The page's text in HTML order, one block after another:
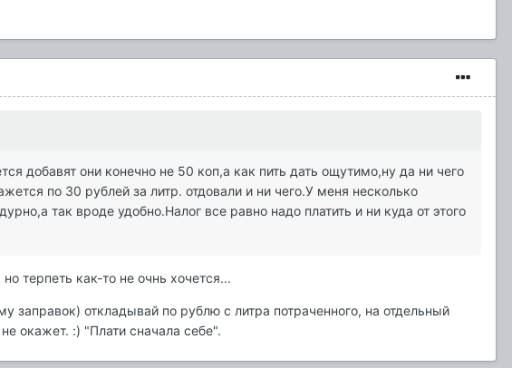
добавят они конечно не 50 коп,а как пить дать ощутимо,ну да ни чего
по 30 рублей за литр. отдовали и ни чего.У меня несколько
так вроде удобно.Налог все равно надо платить и ни куда от этого
терпеть как-то не очнь хочется...
откладывай по рублю с литра потраченного, на отдельный
окажет. :) "Плати сначала себе".